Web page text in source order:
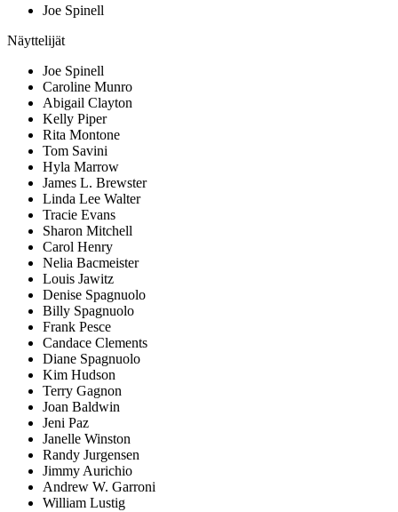
Joe Spinell
Näyttelijät
Joe Spinell
Caroline Munro
Abigail Clayton
Kelly Piper
Rita Montone
Tom Savini
Hyla Marrow
James L. Brewster
Linda Lee Walter
Tracie Evans
Sharon Mitchell
Carol Henry
Nelia Bacmeister
Louis Jawitz
Denise Spagnuolo
Billy Spagnuolo
Frank Pesce
Candace Clements
Diane Spagnuolo
Kim Hudson
Terry Gagnon
Joan Baldwin
Jeni Paz
Janelle Winston
Randy Jurgensen
Jimmy Aurichio
Andrew W. Garroni
William Lustig